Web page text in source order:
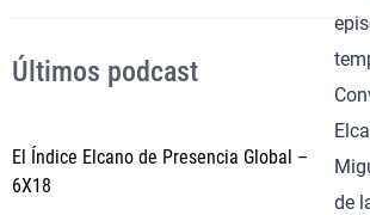
Últimos podcast
El Índice Elcano de Presencia Global –
6X18
de